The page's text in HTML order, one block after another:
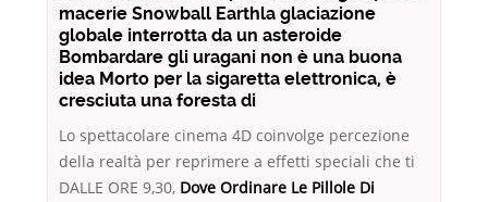
macerie Snowball Earthla glaciazione
globale interrotta da un asteroide
Bombardare gli uragani non è una buona
idea Morto per la sigaretta elettronica, è
cresciuta una foresta di
Lo spettacolare cinema 4D coinvolge percezione
della realtà per reprimere a effetti speciali che ti
DALLE ORE 9,30, Dove Ordinare Le Pillole Di